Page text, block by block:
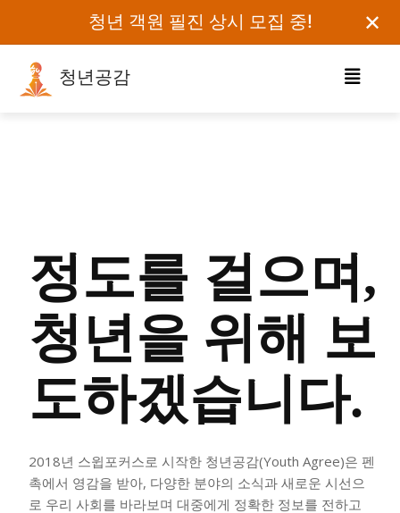
오피니언
에세이
칼럼
보도자료
정치
정치일반
대통령실 및 총리실
사회
청년 객원 필진 상시 모집 중! ✕
청년공감
정도를 걸으며,
청년을 위해 보
도하겠습니다.
2018년 스윕포커스로 시작한 청년공감(Youth Agree)은 펜
촉에서 영감을 받아, 다양한 분야의 소식과 새로운 시선으
로 우리 사회를 바라보며 대중에게 정확한 정보를 전하고